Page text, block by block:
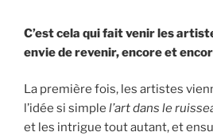
C’est cela qui fait venir les
envie de revenir, encore et
La première fois, les artistes
l’idée si simple l’art dans le
et les intrigue tout autant, et